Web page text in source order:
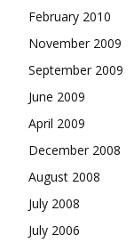
February 2010
November 2009
September 2009
June 2009
April 2009
December 2008
August 2008
July 2008
July 2006